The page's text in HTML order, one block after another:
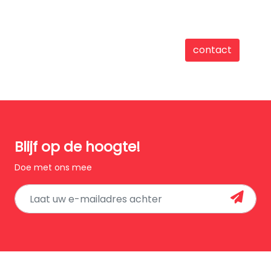
contact
Blijf op de hoogte!
Doe met ons mee